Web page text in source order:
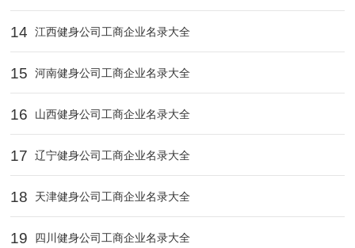
14 江西健身公司工商企业名录大全
15 河南健身公司工商企业名录大全
16 山西健身公司工商企业名录大全
17 辽宁健身公司工商企业名录大全
18 天津健身公司工商企业名录大全
19 四川健身公司工商企业名录大全